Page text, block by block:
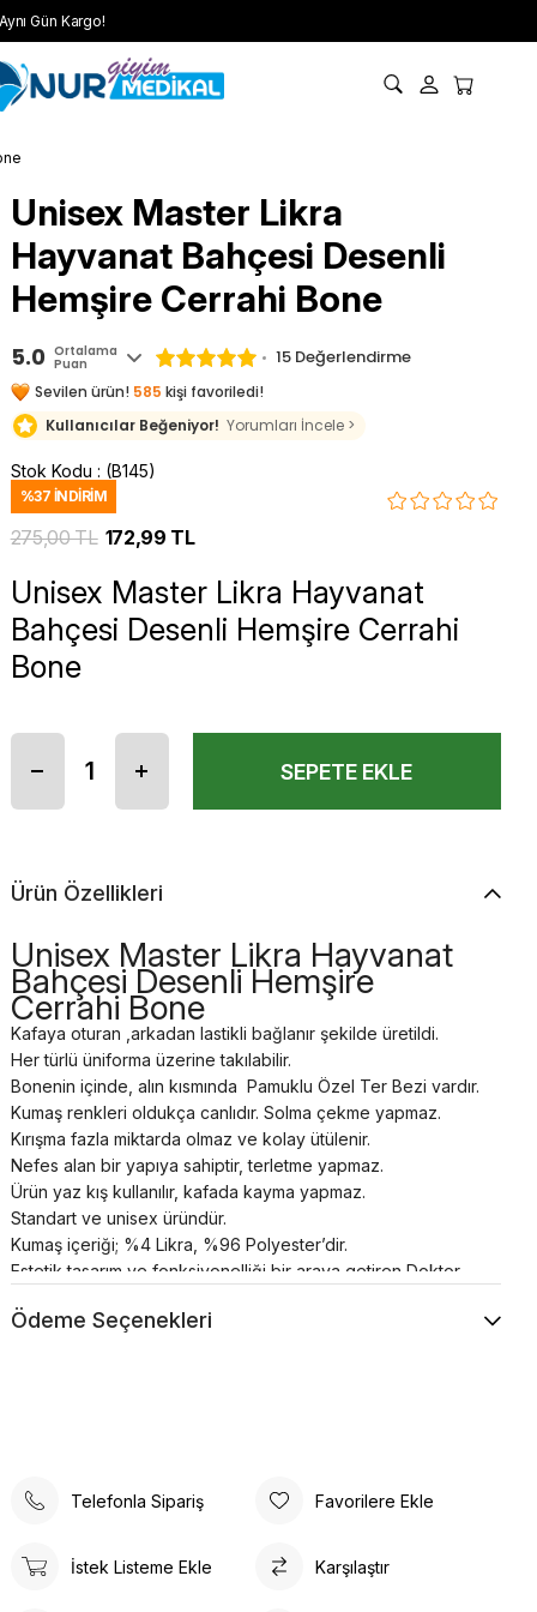
Gün Kargo!
Unisex Master Likra
Hayvanat Bahçesi Desenli
Hemşire Cerrahi Bone
5.0 Ortalama
Puan 15 Değerlendirme
Sevilen ürün! 585 kişi favoriledi!
Kullanıcılar Beğeniyor! Yorumları İncele >
Stok Kodu (B145)
%37 İNDIRIM
275,00 TL 172,99 TL
Unisex Master Likra Hayvanat
Bahçesi Desenli Hemşire Cerrahi
Bone
Ürün Özellikleri
Unisex Master Likra Hayvanat
Bahçesi Desenli Hemşire
Cerrahi Bone
Kafaya oturan ,arkadan lastikli bağlanır şekilde üretildi.
Her türlü üniforma üzerine takılabilir.
Bonenin içinde, alın kısmında Pamuklu Özel Ter Bezi vardır.
Kumaş renkleri oldukça canlıdır. Solma çekme yapmaz.
Kırışma fazla miktarda olmaz ve kolay ütülenir.
Nefes alan bir yapıya sahiptir, terletme yapmaz.
Ürün yaz kış kullanılır, kafada kayma yapmaz.
Standart ve unisex üründür.
Kumaş içeriği; %4 Likra, %96 Polyester’dir.
Estetik tasarım ve fonksiyonelliği bir araya getiren Doktor
özel olarak üretilmiştir. Kafaya oturan ve arkadan lastikli
alan yapısı, terletme yapmaz ve yaz-kış kullanım için
Ürün, kafada kayma yapmayacak şekilde tasarlanmıştır, bu
Ödeme Seçenekleri
Telefonla Sipariş Favorilere Ekle
İstek Listeme Ekle Karşılaştır